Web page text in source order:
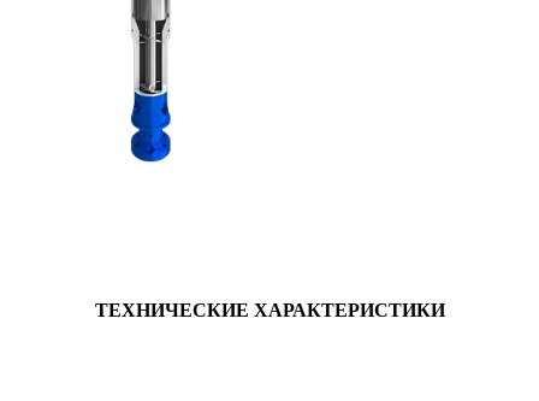
ТЕХНИЧЕСКИЕ ХАРАКТЕРИСТИКИ